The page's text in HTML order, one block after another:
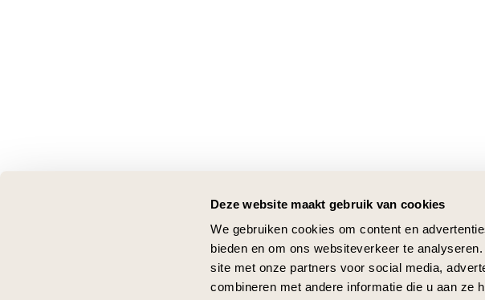
Deze website maakt gebruik van cookies
We gebruiken cookies om content en
bieden en om ons websiteverkeer te
site met onze partners voor social media,
combineren met andere informatie die u aan ze